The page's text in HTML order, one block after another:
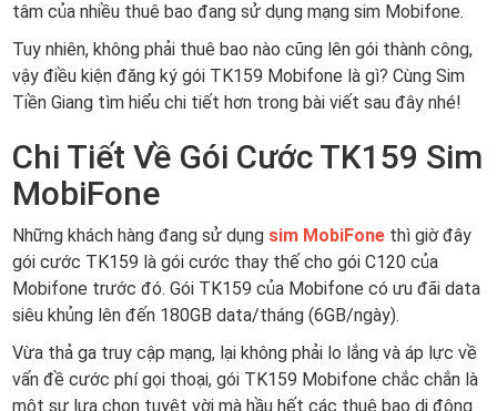
tâm của nhiều thuê bao đang sử dụng mạng sim Mobifone.
Tuy nhiên, không phải thuê bao nào cũng lên gói thành công,
vậy điều kiện đăng ký gói TK159 Mobifone là gì? Cùng Sim
Tiền Giang tìm hiểu chi tiết hơn trong bài viết sau đây nhé!
Chi Tiết Về Gói Cước TK159 Sim
MobiFone
Những khách hàng đang sử dụng sim MobiFone thì giờ đây
gói cước TK159 là gói cước thay thế cho gói C120 của
Mobifone trước đó. Gói TK159 của Mobifone có ưu đãi data
siêu khủng lên đến 180GB data/tháng (6GB/ngày).
Vừa thả ga truy cập mạng, lại không phải lo lắng và áp lực về
vấn đề cước phí gọi thoại, gói TK159 Mobifone chắc chắn là
một sự lựa chọn tuyệt vời mà hầu hết các thuê bao di động